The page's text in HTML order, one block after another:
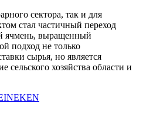
сектора, так и для
стал частичный переход
ячмень, выращенный
подход не только
сырья, но является
сельского хозяйства области и